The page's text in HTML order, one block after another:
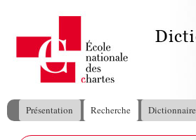
Menu principal
Présentation Recherche Dictionnaire